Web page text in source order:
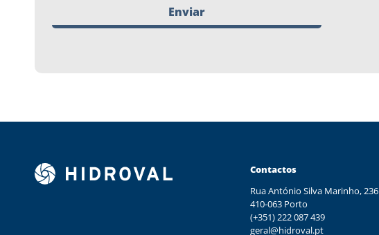
Enviar
Contactos
Rua António Silva Marinho, 236
410-063 Porto
(+351) 222 087 439
geral@hidroval.pt